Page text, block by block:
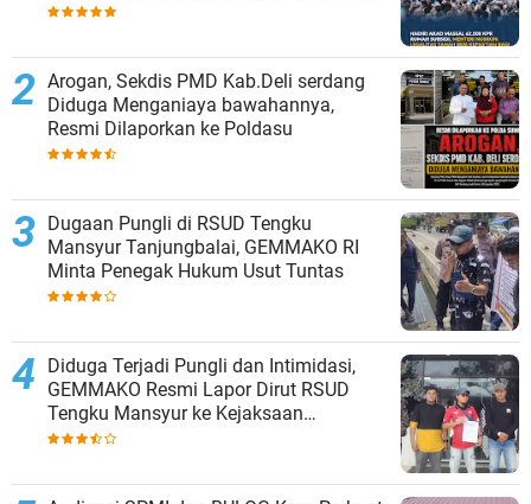
‎Arogan, Sekdis PMD Kab.Deli serdang
Diduga Menganiaya bawahannya,
Resmi Dilaporkan ke Poldasu
Dugaan Pungli di RSUD Tengku
Mansyur Tanjungbalai, GEMMAKO RI
Minta Penegak Hukum Usut Tuntas
Diduga Terjadi Pungli dan Intimidasi,
GEMMAKO Resmi Lapor Dirut RSUD
Tengku Mansyur ke Kejaksaan
Tanjungbalai